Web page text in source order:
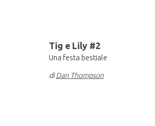
Tig e Lily #2
Una festa bestiale
diDan Thompson